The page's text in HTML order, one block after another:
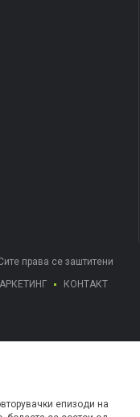
права се заштитени
КОНТАКТ
епизоди на